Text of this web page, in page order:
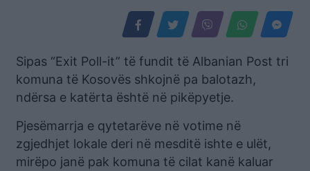
Sipas “Exit Poll-it” të fundit të Albanian Post tri
komuna të Kosovës shkojnë pa balotazh,
ndërsa e katërta është në pikëpyetje.
Pjesëmarrja e qytetarëve në votime në
zgjedhjet lokale deri në mesditë ishte e ulët,
mirëpo janë pak komuna të cilat kanë kaluar